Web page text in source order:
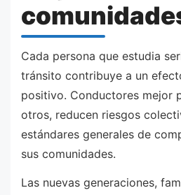
Cada persona que estudia
tránsito contribuye a un
positivo. Conductores mejor
otros, reducen riesgos
estándares generales de
sus comunidades.
Las nuevas generaciones,